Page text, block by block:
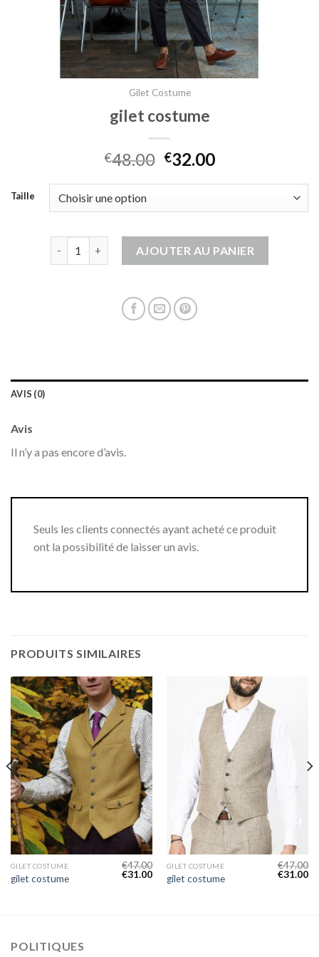
Gilet Costume
gilet costume
€48.00 €32.00
Taille
AJOUTER AU PANIER
AVIS (0)
Avis
Il n’y a pas encore d’avis.
Seuls les clients connectés ayant acheté ce produit
ont la possibilité de laisser un avis.
PRODUITS SIMILAIRES
GILET COSTUME
gilet costume
€47.00
€31.00
GILET COSTUME
gilet costume
€47.00
€31.00
POLITIQUES